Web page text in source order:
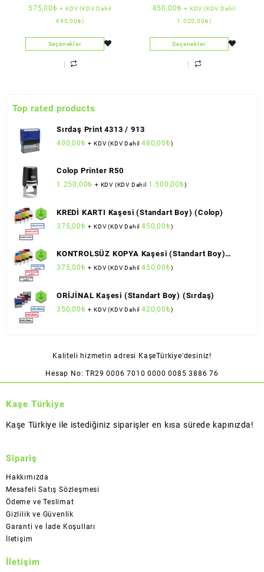
575,00₺ + KDV (KDV Dahil
690,00₺)
Seçenekler
850,00₺ + KDV (KDV Dahil
1.020,00₺)
Seçenekler
Top rated products
Sırdaş Print 4313 / 913
400,00₺ + KDV (KDV Dahil480,00₺)
Colop Printer R50
1.250,00₺ + KDV (KDV Dahil 1.500,00₺)
KREDİ KARTI Kaşesi (Standart Boy) (Colop)
375,00₺ + KDV (KDV Dahil450,00₺)
KONTROLSÜZ KOPYA Kaşesi (Standart Boy)
(Colop)
375,00₺ + KDV (KDV Dahil450,00₺)
ORİJİNAL Kaşesi (Standart Boy) (Sırdaş)
350,00₺ + KDV (KDV Dahil420,00₺)
Kaliteli hizmetin adresi KaşeTürkiye'desiniz!
Hesap No: TR29 0006 7010 0000 0085 3886 76
Kaşe Türkiye
Kaşe Türkiye ile istediğiniz siparişler en kısa sürede kapınızda!
Sipariş
Hakkımızda
Mesafeli Satış Sözleşmesi
Ödeme ve Teslimat
Gizlilik ve Güvenlik
Garanti ve İade Koşulları
İletişim
İletişim